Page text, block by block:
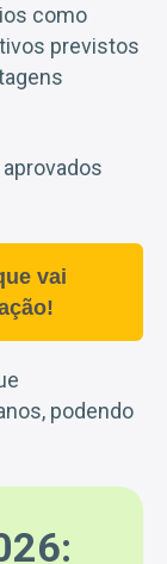
como
previstos
vai
podendo